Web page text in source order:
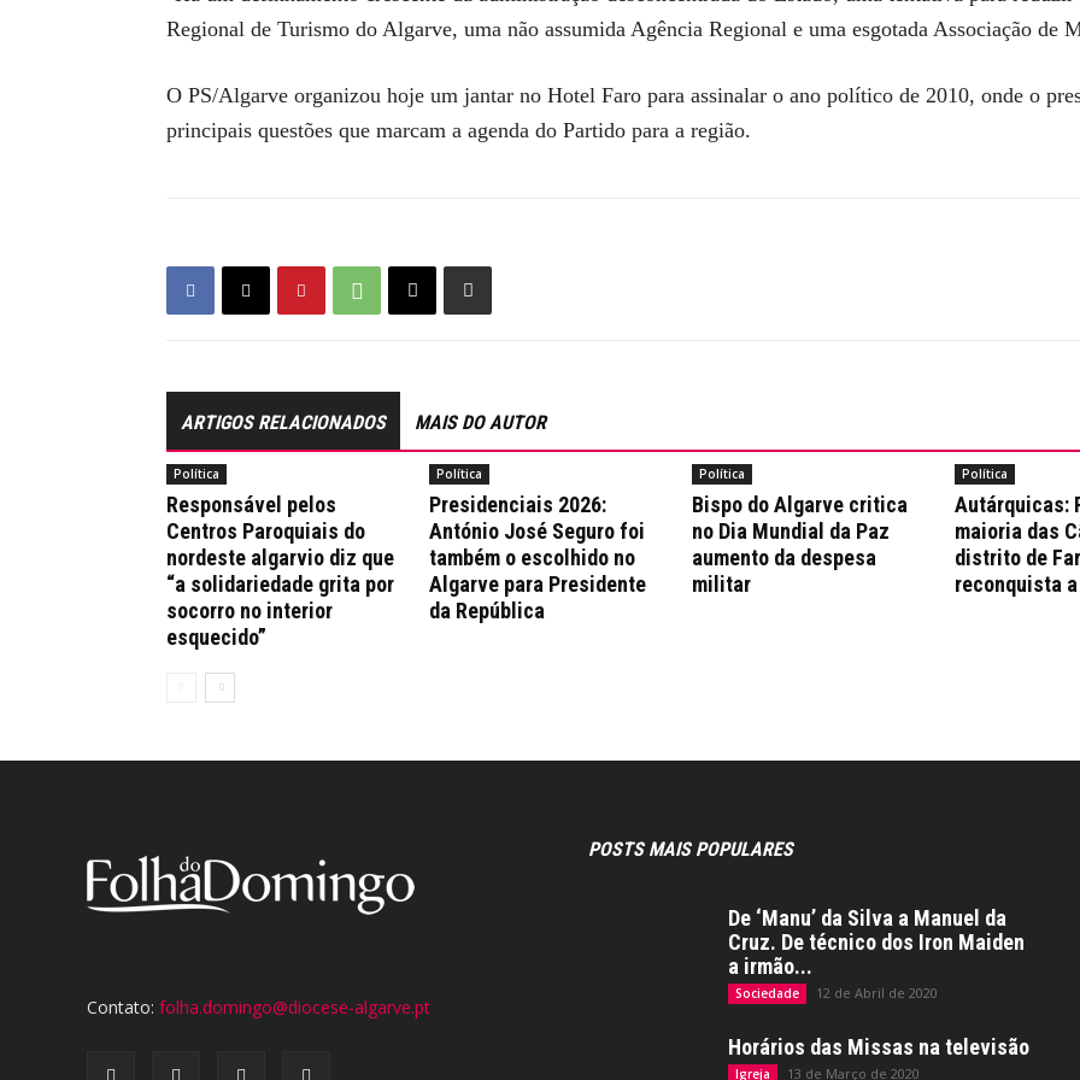
Regional de Turismo do Algarve, uma não assumida Agência Regional e uma esgotada Associação de
O PS/Algarve organizou hoje um jantar no Hotel Faro para assinalar o ano político de 2010, onde o
principais questões que marcam a agenda do Partido para a região.
ARTIGOS RELACIONADOS MAIS DO AUTOR
Política
Responsável pelos
Centros Paroquiais do
nordeste algarvio diz que
“a solidariedade grita por
socorro no interior
esquecido”
Política
Presidenciais 2026:
António José Seguro foi
também o escolhido no
Algarve para Presidente
da República
Política
Bispo do Algarve critica
no Dia Mundial da Paz
aumento da despesa
militar
Política
Autárquicas:
maioria das
distrito de
reconquista
Contato: folha.domingo@diocese-algarve.pt
POSTS MAIS POPULARES
De ‘Manu’ da Silva a Manuel da
Cruz. De técnico dos Iron Maiden
a irmão...
Sociedade 12 de Abril de 2020
Horários das Missas na televisão
Igreja 13 de Março de 2020